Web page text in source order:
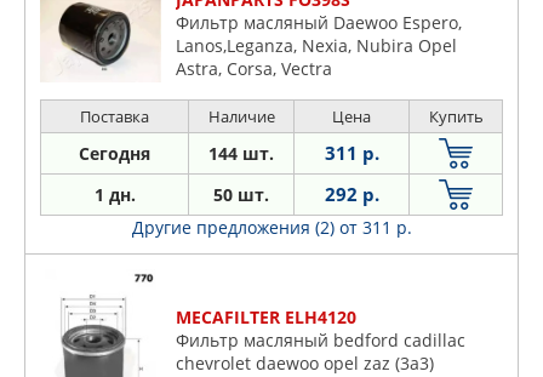
Фильтр масляный Daewoo Espero,
Lanos,Leganza, Nexia, Nubira Opel
Astra, Corsa, Vectra
Поставка Наличие Цена Купить
Сегодня 144 шт. 311 р.
1 дн. 50 шт. 292 р.
Другие предложения (2) от 311 р.
MECAFILTER ELH4120
Фильтр масляный bedford cadillac
chevrolet daewoo opel zaz (3a3)